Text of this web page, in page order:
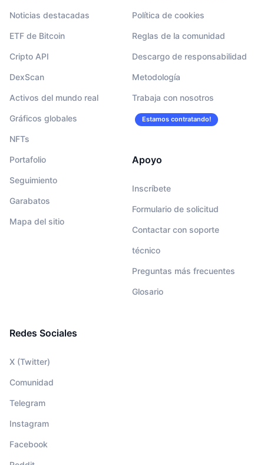
Noticias destacadas
ETF de Bitcoin
Cripto API
DexScan
Activos del mundo real
Gráficos globales
NFTs
Portafolio
Seguimiento
Garabatos
Mapa del sitio
Política de cookies
Reglas de la comunidad
Descargo de responsabilidad
Metodología
Trabaja con nosotros
Estamos contratando!
Apoyo
Inscríbete
Formulario de solicitud
Contactar con soporte
técnico
Preguntas más frecuentes
Glosario
Redes Sociales
X (Twitter)
Comunidad
Telegram
Instagram
Facebook